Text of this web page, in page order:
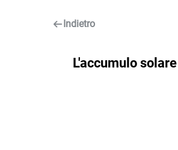
Indietro
L'accumulo